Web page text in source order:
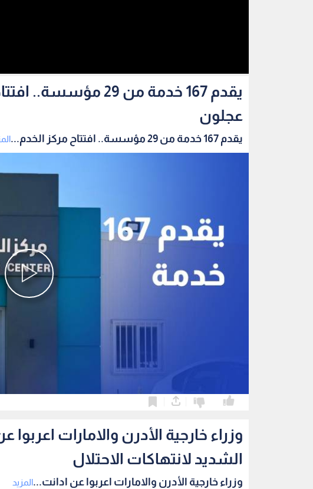
يقدم 167 خدمة من 29
عجلون
يقدم 167 خدمة من 29 مؤسسة.. افتتاح مركز الخدم...
وزراء خارجية الأدرن والامارات
الشديد لانتهاكات الاحتلال
وزراء خارجية الأدرن والامارات اعربوا عن ادانت...المزيد